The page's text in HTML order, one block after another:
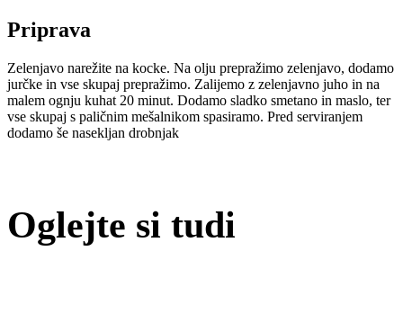
Priprava
Zelenjavo narežite na kocke. Na olju prepražimo zelenjavo, dodamo
jurčke in vse skupaj prepražimo. Zalijemo z zelenjavno juho in na
malem ognju kuhat 20 minut. Dodamo sladko smetano in maslo, ter
vse skupaj s paličnim mešalnikom spasiramo. Pred serviranjem
dodamo še nasekljan drobnjak
Oglejte si tudi